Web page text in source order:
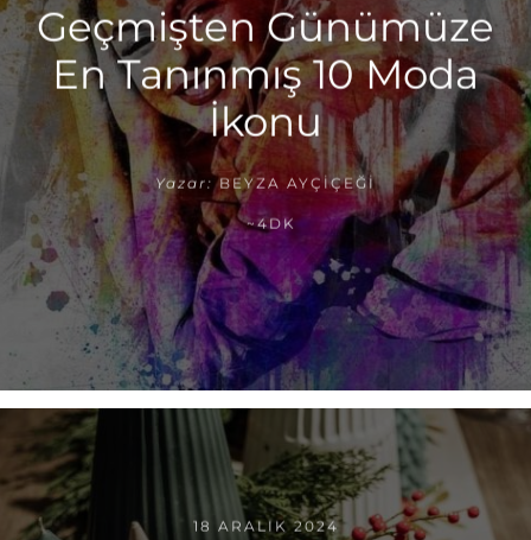
Geçmişten Günümüze
En Tanınmış 10 Moda
İkonu
Yazar: BEYZA AYÇIÇEĞI
~4DK
18 ARALIK 2024